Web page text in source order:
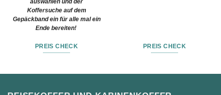
auswählen und der
Koffersuche auf dem
Gepäckband ein für alle mal ein
Ende bereiten!
PREIS CHECK PREIS CHECK